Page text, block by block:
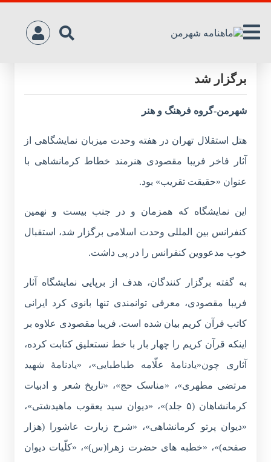
برگزار شد
شهرمن-گروه فرهنگ و هنر
هتل استقلال تهران در هفته وحدت میزبان نمایشگاهی از
آثار فاخر فریبا مقصودی هنرمند خطاط کرمانشاهی با
عنوان «حقیقت تقریب» بود.
این نمایشگاه که همزمان و در جنب بیست و نهمین
کنفرانس بین المللی وحدت اسلامی برگزار شد، استقبال
خوب مدعووین کنفرانس را در پی داشت.
به گفته برگزار کنندگان، هدف از برپایی نمایشگاه آثار
فریبا مقصودی، معرفی توانمندی تنها بانوی کرد ایرانی
کاتب قرآن کریم بیان شده است. فریبا مقصودی علاوه بر
اینکه قرآن کریم را چهار بار با خط نستعلیق کتابت کرده،
آثاری چون«یادنامۀ علّامه طباطبایی»، «یادنامۀ شهید
مرتضی مطهری»، «مناسک حج»، «تاریخ شعر و ادبیات
کرمانشاهان (۵ جلد)»، «دیوان سید یعقوب ماهیدشتی»،
«دیوان پرتو کرمانشاهی»، «شرح زیارت عاشورا (هزار
صفحه)»، «خطبه های حضرت زهرا(س)»، «کلّیات دیوان